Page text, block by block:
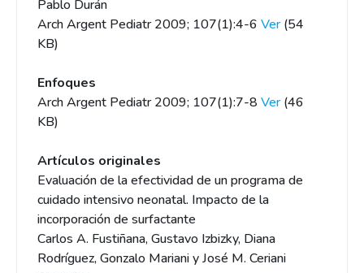
Pablo Durán
Arch Argent Pediatr 2009; 107(1):4-6 Ver(54
KB)
Enfoques
Arch Argent Pediatr 2009; 107(1):7-8 Ver(46
KB)
Artículos originales
Evaluación de la efectividad de un programa de
cuidado intensivo neonatal. Impacto de la
incorporación de surfactante
Carlos A. Fustiñana, Gustavo Izbizky, Diana
Rodríguez, Gonzalo Mariani y José M. Ceriani